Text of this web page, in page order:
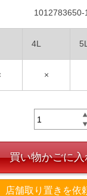
1012783650-1
4L 5L
×
買い物かごに入
店舗取り置きを依